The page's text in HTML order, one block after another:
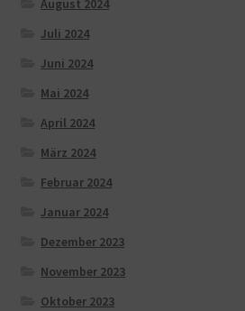
August 2024
Juli 2024
Juni 2024
Mai 2024
April 2024
März 2024
Februar 2024
Januar 2024
Dezember 2023
November 2023
Oktober 2023